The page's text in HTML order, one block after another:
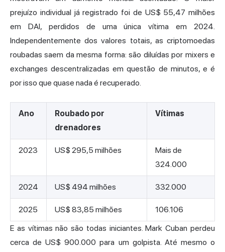
prejuízo individual já registrado foi de US$ 55,47 milhões
em DAI,perdidos de uma única vítima em 2024.
Independentemente dos valores totais, as criptomoedas
roubadas saem da mesma forma: são diluídas por mixers e
exchanges descentralizadas em questão de minutos, e é
por isso que quase nada é recuperado.
Ano
Roubado por
drenadores
Vítimas
2023 US$ 295,5 milhões
Mais de
324.000
2024 US$ 494 milhões 332.000
2025 US$ 83,85 milhões
106.106
E as vítimas não são todas iniciantes. Mark Cuban perdeu
cerca de US$ 900.000 para um golpista. Até mesmo o